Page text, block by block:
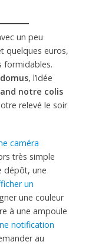
un peu
quelques euros,
formidables.
, l’idée
notre colis
relevé le soir
caméra
très simple
dépôt, une
un
une couleur
à une ampoule
notification
au